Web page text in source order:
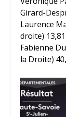
Girard-
Laurence
droite)
Fabienne
la Droite)